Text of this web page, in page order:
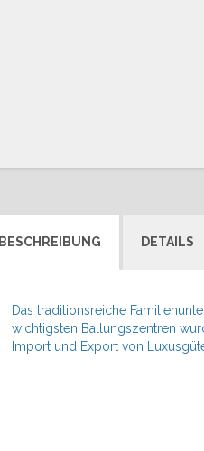
BESCHREIBUNG DETAILS
Das traditionsreiche
wichtigsten Ballungszentren
Import und Export von